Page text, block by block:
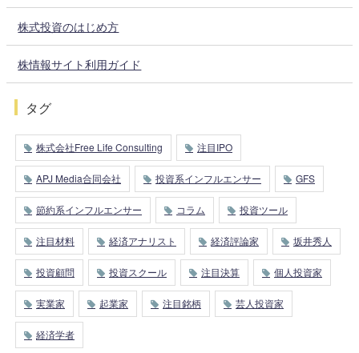
株式投資のはじめ方
株情報サイト利用ガイド
タグ
株式会社Free Life Consulting 注目IPO
APJ Media合同会社 投資系インフルエンサー GFS
節約系インフルエンサー コラム 投資ツール
注目材料 経済アナリスト 経済評論家 坂井秀人
投資顧問 投資スクール 注目決算 個人投資家
実業家 起業家 注目銘柄 芸人投資家
経済学者